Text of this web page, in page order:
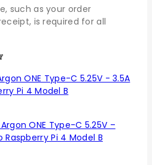
such as your order
is required for all
ONE Type-C 5.25V –
Raspberry Pi 4 Model B